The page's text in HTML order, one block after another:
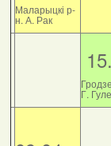
Маларыцкі р-
н. А. Рак
Г.